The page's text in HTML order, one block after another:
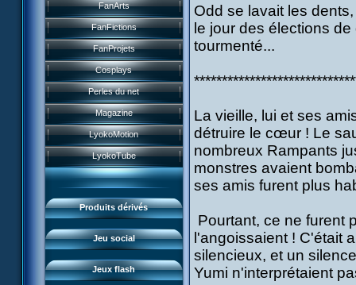
FanArts
FanFictions
FanProjets
Cosplays
Perles du net
Magazine
LyokoMotion
LyokoTube
Produits dérivés
DVD et vidéos
CD et singles
Livres
Jeux vidéo
Jeux et jouets
Jeu de cartes
Goodies
Divers
Catalogue
Jeu social
Présentation
Historique
Les personnages
Les pouvoirs
Guide du jeu
Missions
Monstres
Cartes & galerie
Communauté
3D Duo
Jeux flash
Course CL
Perdus ds Lyoko
Form Anti-XANA
Frôlion Attack
Mort des frelions
Monster Swarm
Course 2
Aelita's Battle
Odd's Battle
Code Lyoko's Galaxy
Manta Bomber
Sector 2 Escape
Présentation
News IFSCL
Médias
Questions fréquentes
Téléchargements
Réseau IFSCL
Odd se lavait les
le jour des élections
tourmenté...
La vieille, lui et ses
détruire le cœur ! Le
nombreux Rampants
monstres avaient
ses amis furent plus
Pourtant, ce ne furent
l'angoissaient ! C'était
silencieux, et un
Yumi n'interprétaient